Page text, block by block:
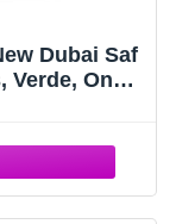
Dubai Saf
Verde, One